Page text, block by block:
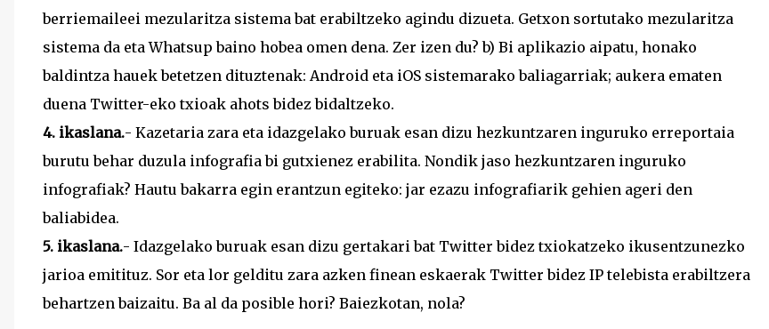
berriemaileei mezularitza sistema bat erabiltzeko agindu dizueta. Getxon sortutako mezularitza
sistema da eta Whatsup baino hobea omen dena. Zer izen du? b) Bi aplikazio aipatu, honako
baldintza hauek betetzen dituztenak: Android eta iOS sistemarako baliagarriak; aukera ematen
duena Twitter-eko txioak ahots bidez bidaltzeko.
4. ikaslana.- Kazetaria zara eta idazgelako buruak esan dizu hezkuntzaren inguruko erreportaia
burutu behar duzula infografia bi gutxienez erabilita. Nondik jaso hezkuntzaren inguruko
infografiak? Hautu bakarra egin erantzun egiteko: jar ezazu infografiarik gehien ageri den
baliabidea.
5. ikaslana.- Idazgelako buruak esan dizu gertakari bat Twitter bidez txiokatzeko ikusentzunezko
jarioa emitituz. Sor eta lor gelditu zara azken finean eskaerak Twitter bidez IP telebista erabiltzera
behartzen baizaitu. Ba al da posible hori? Baiezkotan, nola?